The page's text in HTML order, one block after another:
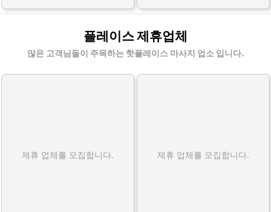
플레이스 제휴업체
많은 고객님들이 주목하는 핫플레이스 마사지 업소 입니다.
제휴 업체를 모집합니다. 제휴 업체를 모집합니다.